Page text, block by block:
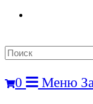
Search
this
0 Меню